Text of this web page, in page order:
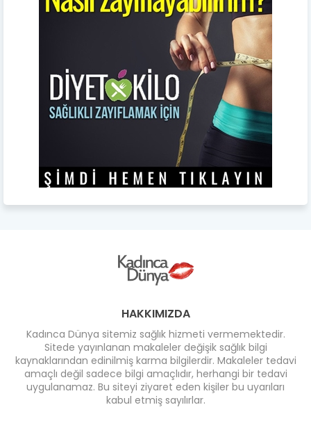
HAKKIMIZDA
Kadınca Dünya sitemiz sağlık hizmeti vermemektedir.
Sitede yayınlanan makaleler değişik sağlık bilgi
kaynaklarından edinilmiş karma bilgilerdir. Makaleler tedavi
amaçlı değil sadece bilgi amaçlıdır, herhangi bir tedavi
uygulanamaz. Bu siteyi ziyaret eden kişiler bu uyarıları
kabul etmiş sayılırlar.